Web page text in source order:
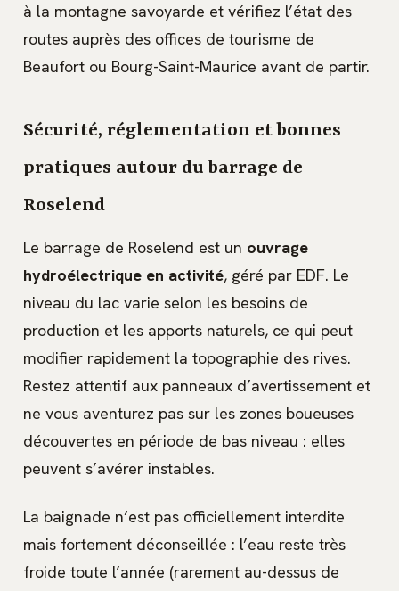
à la montagne savoyarde et vérifiez l’état des
routes auprès des offices de tourisme de
Beaufort ou Bourg-Saint-Maurice avant de partir.
Sécurité, réglementation et bonnes
pratiques autour du barrage de
Roselend
Le barrage de Roselend est un ouvrage
hydroélectrique en activité, géré par EDF. Le
niveau du lac varie selon les besoins de
production et les apports naturels, ce qui peut
modifier rapidement la topographie des rives.
Restez attentif aux panneaux d’avertissement et
ne vous aventurez pas sur les zones boueuses
découvertes en période de bas niveau : elles
peuvent s’avérer instables.
La baignade n’est pas officiellement interdite
mais fortement déconseillée : l’eau reste très
froide toute l’année (rarement au-dessus de